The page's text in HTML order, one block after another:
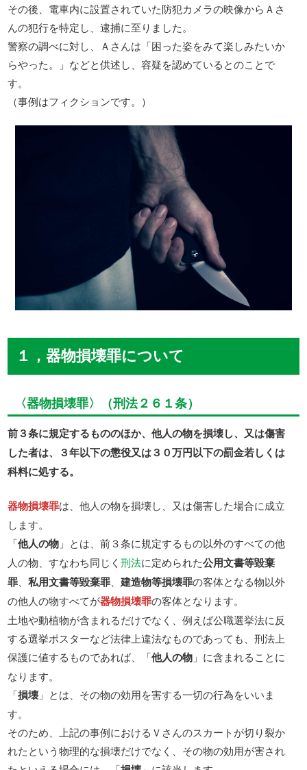
その後、電車内に設置されていた防犯カメラの映像からＡさ
んの犯行を特定し、逮捕に至りました。
警察の調べに対し、Ａさんは「困った姿をみて楽しみたいか
らやった。」などと供述し、容疑を認めているとのことで
す。
（事例はフィクションです。）
１，器物損壊罪について
〈器物損壊罪〉（刑法２６１条）
前３条に規定するもののほか、他人の物を損壊し、又は傷害
した者は、３年以下の懲役又は３０万円以下の罰金若しくは
科料に処する。
器物損壊罪は、他人の物を損壊し、又は傷害した場合に成立
します。
「他人の物 」とは、前３条に規定するもの以外のすべての他
人の物、すなわち同じく刑法に定められた公用文書等毀棄
罪、私用文書等毀棄罪、建造物等損壊罪の客体となる物以外
の他人の物すべてが器物損壊罪の客体となります。
土地や動植物が含まれるだけでなく、例えば公職選挙法に反
する選挙ポスターなど法律上違法なものであっても、刑法上
保護に値するものであれば、「他人の物 」に含まれることに
なります。
「損壊 」とは、その物の効用を害する一切の行為をいいま
す。
そのため、上記の事例におけるＶさんのスカートが切り裂か
れたという物理的な損壊だけでなく、その物の効用が害され